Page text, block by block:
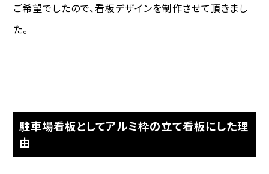
ご希望でしたので、看板デザインを制作させて頂きまし
た。
駐車場看板としてアルミ枠の立て看板にした理
由